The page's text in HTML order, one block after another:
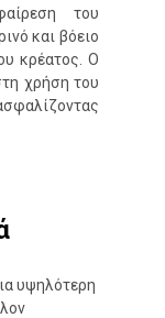
του
και βόειο
κρέατος. Ο
χρήση του
υψηλότερη